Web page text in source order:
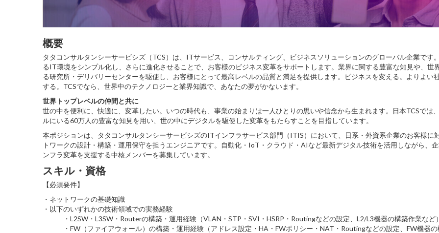
概要
タタコンサルタンシーサービシズ（TCS）は、ITサービス、コンサルティング、ビジネスソリューションのグローバル企業です
るIT環境をシンプル化し、さらに進化させることで、お客様のビジネス変革をサポートします。業界に関する豊富な知見や、世
る研究所・デリバリーセンターを駆使し、お客様にとって最高レベルの品質と満足を提供します。ビジネスを変える。よりよい
する。TCSでなら、世界中のテクノロジーと業界知識で、あなたの夢がかないます。
世界トップレベルの仲間と共に
世の中を便利に、快適に、変革したい。いつの時代も、事業の始まりは一人ひとりの思いや信念から生まれます。日本TCSでは
ルにいる60万人の豊富な知見を用い、世の中にデジタルを駆使した変革をもたらすことを目指しています。
本ポジションは、タタコンサルタンシーサービシズのITインフラサービス部門（ITIS）において、日系・外資系企業のお客様に
トワークの設計・構築・運用保守を担うエンジニアです。自動化・IoT・クラウド・AIなど最新デジタル技術を活用しながら、
ンフラ変革を支援する中核メンバーを募集しています。
スキル・資格
【必須要件】
・ネットワークの基礎知識
・以下のいずれかの技術領域での実務経験
・L2SW・L3SW・Routerの構築・運用経験（VLAN・STP・SVI・HSRP・Routingなどの設定、L2/L3機器の構築作業など）
・FW（ファイアウォール）の構築・運用経験（アドレス設定・HA・FWポリシー・NAT・Routingなどの設定、FW機器の